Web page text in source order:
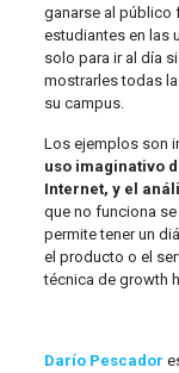
ganarse al público
estudiantes en las
solo para ir al día
mostrarles todas
su campus.
Los ejemplos son
uso imaginativo
Internet, y el
que no funciona
permite tener un
el producto o el
técnica de growth
Darío Pescador